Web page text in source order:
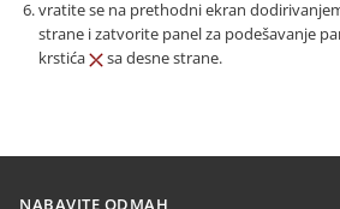
vratite se na prethodni ekran
strane i zatvorite panel za podešavanje
krstića
sa desne strane.
NABAVITE ODMAH